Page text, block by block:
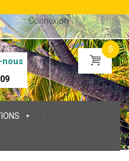
Connexion
nous
0